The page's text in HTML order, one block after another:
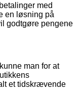
med
en løsning på
godtgøre pengene
man for at
et tidskrævende